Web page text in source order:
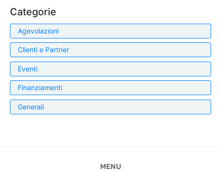
Categorie
Agevolazioni
Clienti e Partner
Eventi
Finanziamenti
Generali
MENU